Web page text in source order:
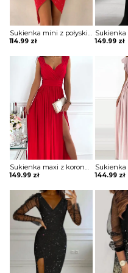
Sukienka mini z połyskiem asymetryczna
114.99 zł
Original
264.99 zł.
149.99 zł
Current
149.99 zł.
Sukienka maxi z koronkowymi ramiączkami
149.99 zł 144.99 zł